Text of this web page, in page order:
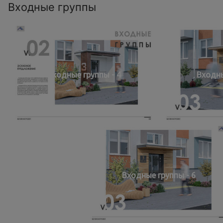
Входные группы
Входные группы - 4
Входные группы - 6